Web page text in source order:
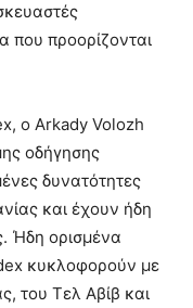
που προορίζονται
ο Arkady Volozh
οδήγησης
δυνατότητες
και έχουν ήδη
Ήδη ορισμένα
κυκλοφορούν με
του Τελ Αβίβ και